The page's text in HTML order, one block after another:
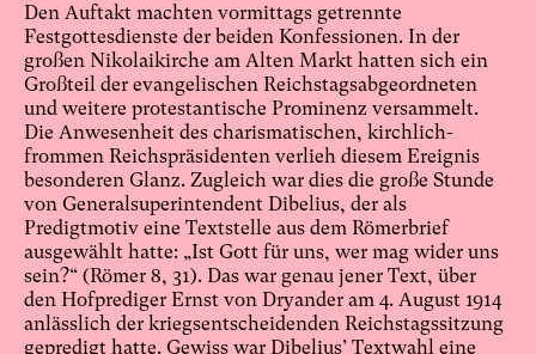
Den Auftakt machten vormittags getrennte
Festgottesdienste der beiden Konfessionen. In der
großen Nikolaikirche am Alten Markt hatten sich ein
Großteil der evangelischen Reichstagsabgeordneten
und weitere protestantische Prominenz versammelt.
Die Anwesenheit des charismatischen, kirchlich-
frommen Reichspräsidenten verlieh diesem Ereignis
besonderen Glanz. Zugleich war dies die große Stunde
von Generalsuperintendent Dibelius, der als
Predigtmotiv eine Textstelle aus dem Römerbrief
ausgewählt hatte: „Ist Gott für uns, wer mag wider uns
sein?“ (Römer 8, 31). Das war genau jener Text, über
den Hofprediger Ernst von Dryander am 4. August 1914
anlässlich der kriegsentscheidenden Reichstagssitzung
gepredigt hatte. Gewiss war Dibelius’ Textwahl eine